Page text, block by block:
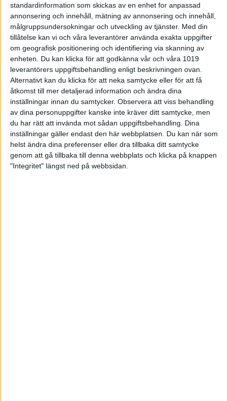
standardinformation som skickas av en enhet for anpassad
annonsering och innehåll, mätning av annonsering och innehåll,
målgruppsundersokningar och utveckling av tjänster. Med din
tillåtelse kan vi och våra leverantörer använda exakta uppgifter
om geografisk positionering och identifiering via skanning av
enheten. Du kan klicka för att godkänna vår och våra 1019
leverantörers uppgiftsbehandling enligt beskrivningen ovan.
Alternativt kan du klicka för att neka samtycke eller för att få
åtkomst till mer detaljerad information och ändra dina
inställningar innan du samtycker. Observera att viss behandling
av dina personuppgifter kanske inte kräver ditt samtycke, men
du har rätt att invända mot sådan uppgiftsbehandling. Dina
inställningar gäller endast den här webbplatsen. Du kan när som
helst ändra dina preferenser eller dra tillbaka ditt samtycke
genom att gå tillbaka till denna webbplats och klicka på knappen
"Integritet" längst ned på webbsidan.
Följ bowling live
Internationell bowling
Media
Sponsorer och samarbetspartners